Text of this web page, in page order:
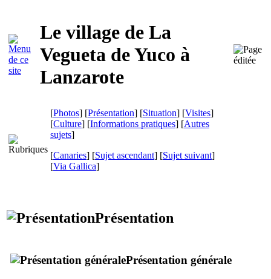
Le village de La
Vegueta de Yuco à
Lanzarote
[Photos] [Présentation] [Situation] [Visites]
[Culture] [Informations pratiques] [Autres
sujets]
[Canaries] [Sujet ascendant] [Sujet suivant]
[Via Gallica]
Présentation
Présentation générale